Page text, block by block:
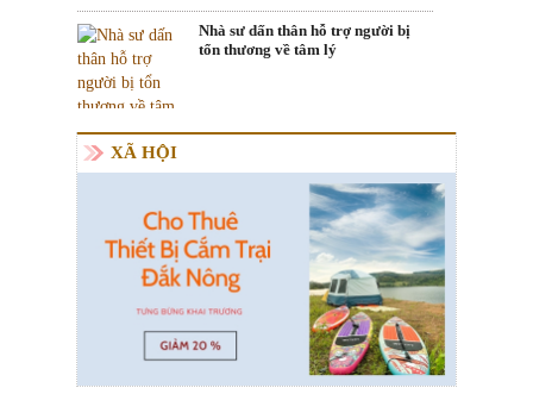
Nhà sư dấn thân hỗ trợ người bị
tổn thương về tâm lý
XÃ HỘI